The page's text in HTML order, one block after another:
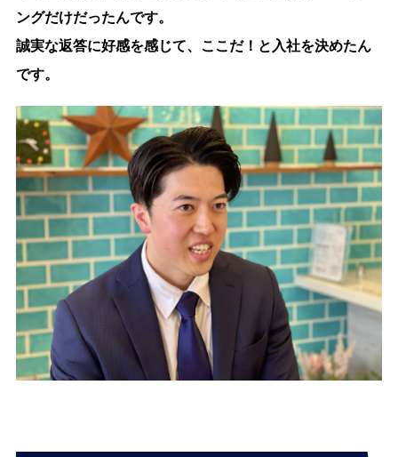
ングだけだったんです。
誠実な返答に好感を感じて、ここだ！と入社を決めたん
です。